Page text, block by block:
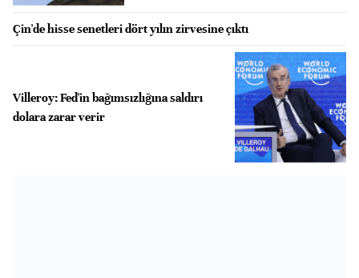
Çin'de hisse senetleri dört yılın zirvesine çıktı
Villeroy: Fed'in bağımsızlığına saldırı
dolara zarar verir